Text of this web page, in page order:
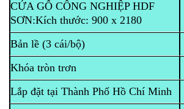
CỬA GỖ CÔNG NGHIỆP HDF
SƠN:Kích thước: 900 x 2180
Bản lề (3 cái/bộ)
Khóa tròn trơn
Lắp đặt tại Thành Phố Hồ Chí Minh